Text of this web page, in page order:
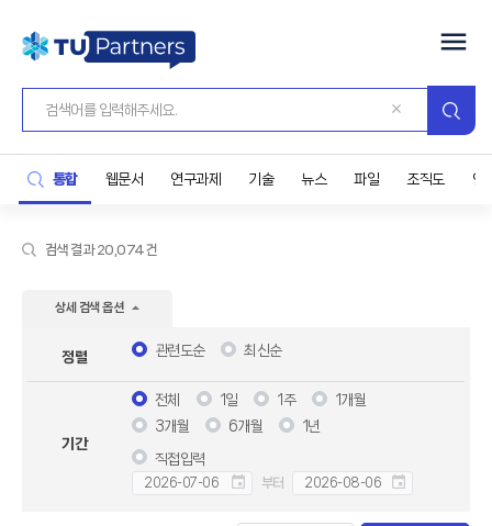
통합 웹문서 연구과제 기술 뉴스 파일 조직도 연
검색 결과 20,074건
상세 검색 옵션
정렬 관련도순 최신순
기간
전체 1일 1주
1개월
3개월
6개월 1년
직접입력
부터